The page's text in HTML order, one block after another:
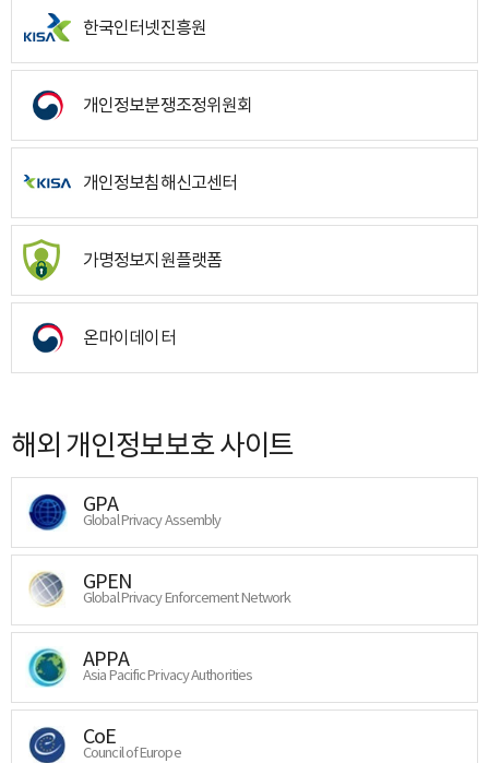
한국인터넷진흥원
개인정보분쟁조정위원회
개인정보침해신고센터
가명정보지원플랫폼
온마이데이터
해외 개인정보보호 사이트
GPA
Global Privacy Assembly
GPEN
Global Privacy Enforcement Network
APPA
Asia Pacific Privacy Authorities
CoE
Council of Europe